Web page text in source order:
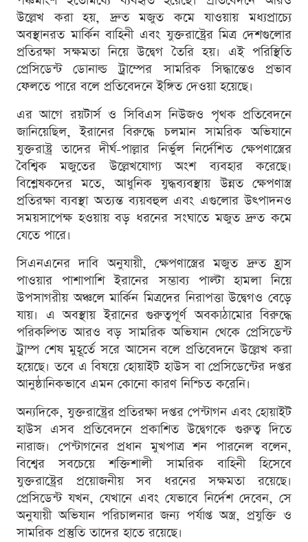
উল্লেখ করা হয়, দ্রুত মজুত কমে যাওয়ায় মধ্যপ্রাচ্যে
অবস্থানরত মার্কিন বাহিনী এবং যুক্তরাষ্ট্রের মিত্র দেশগুলোর
প্রতিরক্ষা সক্ষমতা নিয়ে উদ্বেগ তৈরি হয়। এই পরিস্থিতি
প্রেসিডেন্ট ডোনাল্ড ট্রাম্পের সামরিক সিদ্ধান্তেও প্রভাব
ফেলতে পারে বলে প্রতিবেদনে ইঙ্গিত দেওয়া হয়েছে।
এর আগে রয়টার্স ও সিবিএস নিউজও পৃথক প্রতিবেদনে
জানিয়েছিল, ইরানের বিরুদ্ধে চলমান সামরিক অভিযানে
যুক্তরাষ্ট্র তাদের দীর্ঘ-পাল্লার নির্ভুল নির্দেশিত ক্ষেপণাস্ত্রের
বৈশ্বিক মজুতের উল্লেখযোগ্য অংশ ব্যবহার করেছে।
বিশ্লেষকদের মতে, আধুনিক যুদ্ধব্যবস্থায় উন্নত ক্ষেপণাস্ত্র
প্রতিরক্ষা ব্যবস্থা অত্যন্ত ব্যয়বহুল এবং এগুলোর উৎপাদনও
সময়সাপেক্ষ হওয়ায় বড় ধরনের সংঘাতে মজুত দ্রুত কমে
যেতে পারে।
সিএনএনের দাবি অনুযায়ী, ক্ষেপণাস্ত্রের মজুত দ্রুত হ্রাস
পাওয়ার পাশাপাশি ইরানের সম্ভাব্য পাল্টা হামলা নিয়ে
উপসাগরীয় অঞ্চলে মার্কিন মিত্রদের নিরাপত্তা উদ্বেগও বেড়ে
যায়। এ অবস্থায় ইরানের গুরুত্বপূর্ণ অবকাঠামোর বিরুদ্ধে
পরিকল্পিত আরও বড় সামরিক অভিযান থেকে প্রেসিডেন্ট
ট্রাম্প শেষ মুহূর্তে সরে আসেন বলে প্রতিবেদনে উল্লেখ করা
হয়েছে। তবে এ বিষয়ে হোয়াইট হাউস বা প্রেসিডেন্টের দপ্তর
আনুষ্ঠানিকভাবে এমন কোনো কারণ নিশ্চিত করেনি।
অন্যদিকে, যুক্তরাষ্ট্রের প্রতিরক্ষা দপ্তর পেন্টাগন এবং হোয়াইট
হাউস এসব প্রতিবেদনে প্রকাশিত উদ্বেগকে গুরুত্ব দিতে
নারাজ। পেন্টাগনের প্রধান মুখপাত্র শন পারনেল বলেন,
বিশ্বের সবচেয়ে শক্তিশালী সামরিক বাহিনী হিসেবে
যুক্তরাষ্ট্রের প্রয়োজনীয় সব ধরনের সক্ষমতা রয়েছে।
প্রেসিডেন্ট যখন, যেখানে এবং যেভাবে নির্দেশ দেবেন, সে
অনুযায়ী অভিযান পরিচালনার জন্য পর্যাপ্ত অস্ত্র, প্রযুক্তি ও
সামরিক প্রস্তুতি তাদের হাতে রয়েছে।